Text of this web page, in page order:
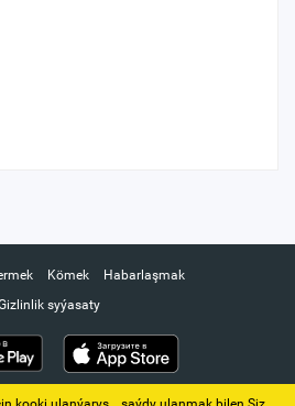
Kömek
Habarlaşmak
syýasaty